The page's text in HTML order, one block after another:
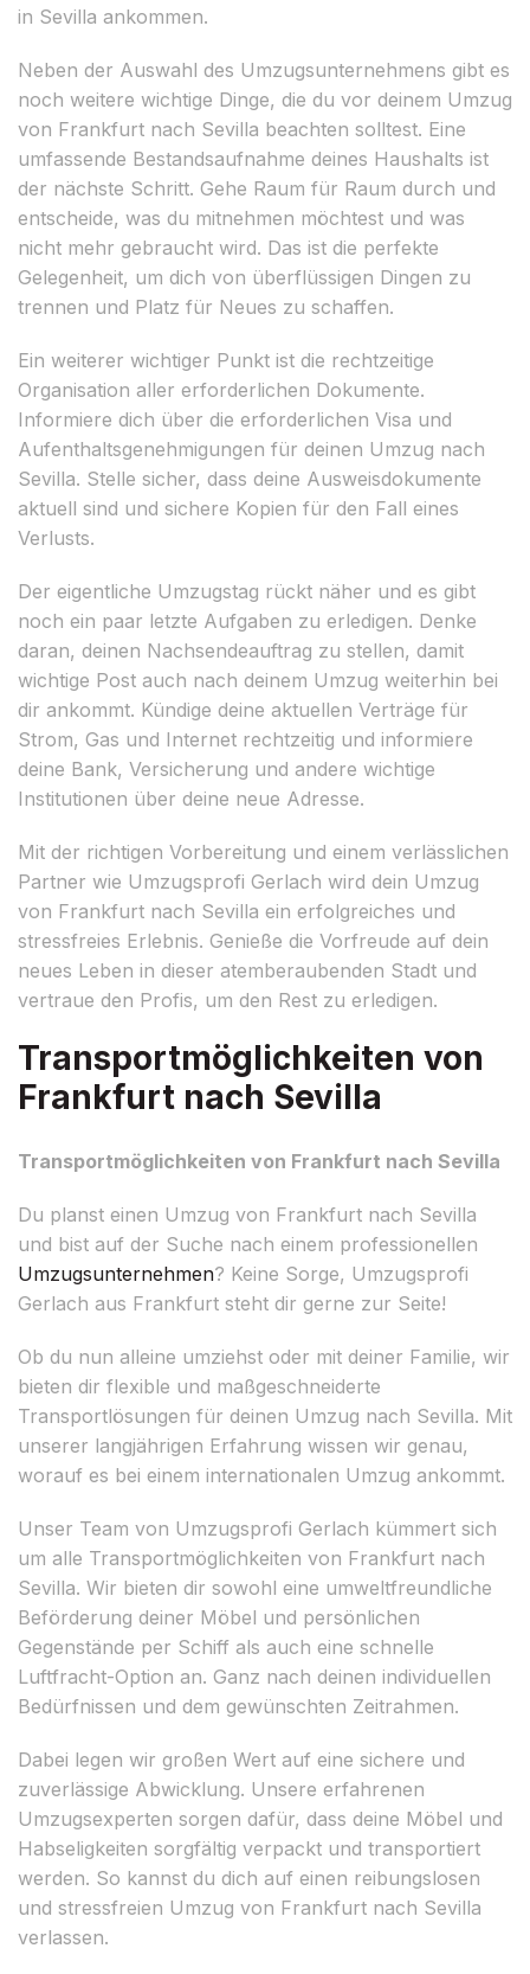
in Sevilla ankommen.
Neben der Auswahl des Umzugsunternehmens gibt es
noch weitere wichtige Dinge, die du vor deinem Umzug
von Frankfurt nach Sevilla beachten solltest. Eine
umfassende Bestandsaufnahme deines Haushalts ist
der nächste Schritt. Gehe Raum für Raum durch und
entscheide, was du mitnehmen möchtest und was
nicht mehr gebraucht wird. Das ist die perfekte
Gelegenheit, um dich von überflüssigen Dingen zu
trennen und Platz für Neues zu schaffen.
Ein weiterer wichtiger Punkt ist die rechtzeitige
Organisation aller erforderlichen Dokumente.
Informiere dich über die erforderlichen Visa und
Aufenthaltsgenehmigungen für deinen Umzug nach
Sevilla. Stelle sicher, dass deine Ausweisdokumente
aktuell sind und sichere Kopien für den Fall eines
Verlusts.
Der eigentliche Umzugstag rückt näher und es gibt
noch ein paar letzte Aufgaben zu erledigen. Denke
daran, deinen Nachsendeauftrag zu stellen, damit
wichtige Post auch nach deinem Umzug weiterhin bei
dir ankommt. Kündige deine aktuellen Verträge für
Strom, Gas und Internet rechtzeitig und informiere
deine Bank, Versicherung und andere wichtige
Institutionen über deine neue Adresse.
Mit der richtigen Vorbereitung und einem verlässlichen
Partner wie Umzugsprofi Gerlach wird dein Umzug
von Frankfurt nach Sevilla ein erfolgreiches und
stressfreies Erlebnis. Genieße die Vorfreude auf dein
neues Leben in dieser atemberaubenden Stadt und
vertraue den Profis, um den Rest zu erledigen.
Transportmöglichkeiten von
Frankfurt nach Sevilla
Transportmöglichkeiten von Frankfurt nach Sevilla
Du planst einen Umzug von Frankfurt nach Sevilla
und bist auf der Suche nach einem professionellen
Umzugsunternehmen? Keine Sorge, Umzugsprofi
Gerlach aus Frankfurt steht dir gerne zur Seite!
Ob du nun alleine umziehst oder mit deiner Familie, wir
bieten dir flexible und maßgeschneiderte
Transportlösungen für deinen Umzug nach Sevilla. Mit
unserer langjährigen Erfahrung wissen wir genau,
worauf es bei einem internationalen Umzug ankommt.
Unser Team von Umzugsprofi Gerlach kümmert sich
um alle Transportmöglichkeiten von Frankfurt nach
Sevilla. Wir bieten dir sowohl eine umweltfreundliche
Beförderung deiner Möbel und persönlichen
Gegenstände per Schiff als auch eine schnelle
Luftfracht-Option an. Ganz nach deinen individuellen
Bedürfnissen und dem gewünschten Zeitrahmen.
Dabei legen wir großen Wert auf eine sichere und
zuverlässige Abwicklung. Unsere erfahrenen
Umzugsexperten sorgen dafür, dass deine Möbel und
Habseligkeiten sorgfältig verpackt und transportiert
werden. So kannst du dich auf einen reibungslosen
und stressfreien Umzug von Frankfurt nach Sevilla
verlassen.